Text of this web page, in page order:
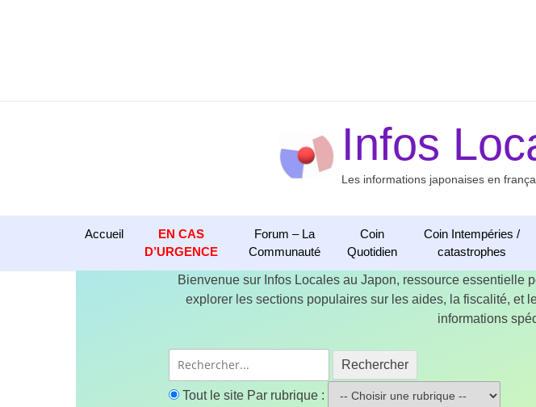
Infos
Les informations japonaises en
Accueil
EN CAS
D’URGENCE
Forum – La
Communauté
Coin
Quotidien
Coin Intempéries /
catastrophes
Bienvenue sur Infos Locales au Japon, ressource essentielle
explorer les sections populaires sur les aides, la fiscalité, et
informations
Rechercher
Tout le site Par rubrique :